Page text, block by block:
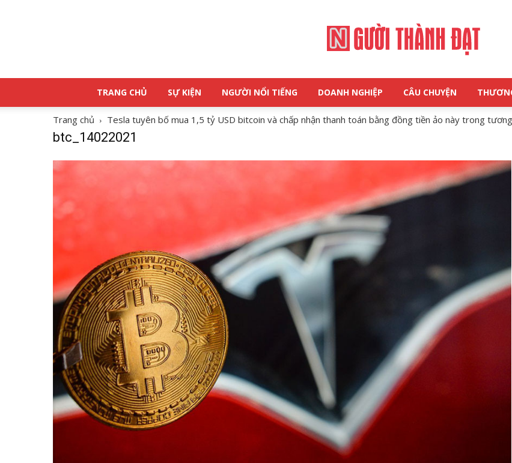
THÀNH
TRANG CHỦ SỰ KIỆN NGƯỜI NỔI TIẾNG DOANH NGHIỆP CÂU CHUYỆN
Trang chủ Tesla tuyên bố mua 1,5 tỷ USD bitcoin và chấp nhận thanh toán bằng đồng tiền ảo này trong
btc_14022021